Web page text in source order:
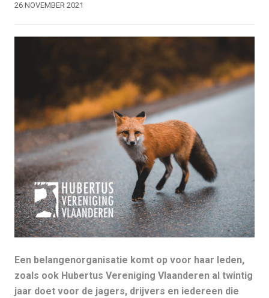
26 NOVEMBER 2021
Een belangenorganisatie komt op voor haar leden,
zoals ook Hubertus Vereniging Vlaanderen al twintig
jaar doet voor de jagers, drijvers en iedereen die